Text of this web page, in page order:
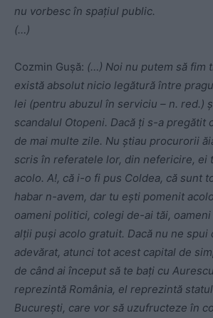
nu vorbesc în spațiul public.
(…)
Cozmin Gușă: (…) Noi nu putem să fim
există absolut nicio legătură între
lei (pentru abuzul în serviciu – n. red.)
scandalul Otopeni. Dacă ți s-a pregătit
de mai multe zile. Nu știau procurorii
scris în referatele lor, din nefericire, ei
acolo. A!, că i-o fi pus Coldea, că sunt
habar n-avem, dar tu ești pomenit
oameni politici, colegi de-ai tăi,
alții puși acolo gratuit. Dacă nu ne spui
adevărat, atunci tot acest capital de
de când ai început să te bați cu
reprezintă România, el reprezintă
București, care vor să uzufructeze în